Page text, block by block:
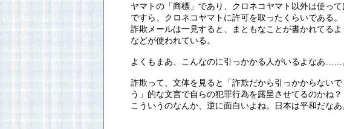
ヤマトの「商標」であり、クロネコヤマト以外は使っ
ですら、クロネコヤマトに許可を取ったくらいである。
詐欺メールは一見すると、まともなことが書かれてる
などが使われている。
よくもまあ、こんなのに引っかかる人がいるよなあ……
詐欺って、文体を見ると「詐欺だから引っかからない
う」的な文言で自らの犯罪行為を露呈させてるのかね？
こういうのなんか、逆に面白いよね。日本は平和だなあ